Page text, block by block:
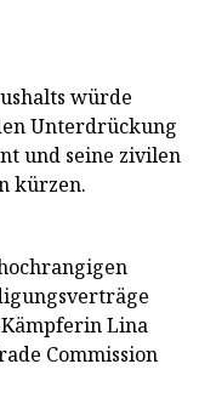
würde
Unterdrückung
und seine zivilen
kürzen.
Lina
Commission